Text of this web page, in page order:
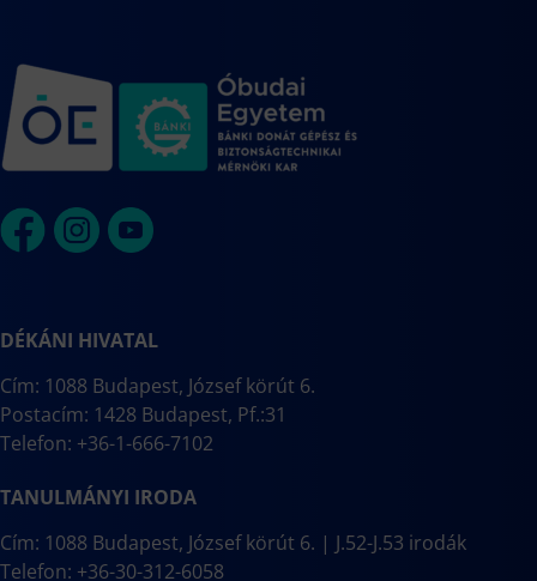
DÉKÁNI HIVATAL
Cím: 1088 Budapest, József körút 6.
Postacím: 1428 Budapest, Pf.:31
Telefon: +36-1-666-7102
TANULMÁNYI IRODA
Cím: 1088 Budapest, József körút 6. | J.52-J.53 irodák
Telefon: +36-30-312-6058